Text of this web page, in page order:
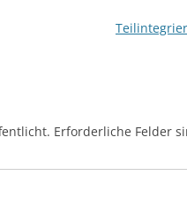
Erforderliche Felder